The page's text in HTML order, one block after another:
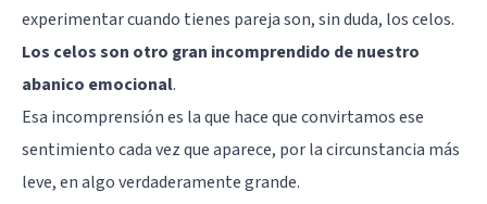
experimentar cuando tienes pareja son, sin duda, los celos.
Los celos son otro gran incomprendido de nuestro
abanico emocional.
Esa incomprensión es la que hace que convirtamos ese
sentimiento cada vez que aparece, por la circunstancia más
leve, en algo verdaderamente grande.